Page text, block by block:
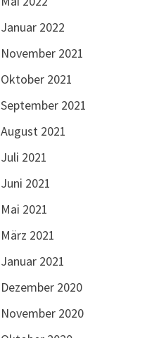
Januar 2022
November 2021
Oktober 2021
September 2021
August 2021
Juli 2021
Juni 2021
Mai 2021
März 2021
Januar 2021
Dezember 2020
November 2020